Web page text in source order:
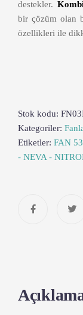
destekler.
bir çözüm olan
özellikleri ile
Stok kodu:
Kategoriler:
Etiketler: FAN
- NEVA -